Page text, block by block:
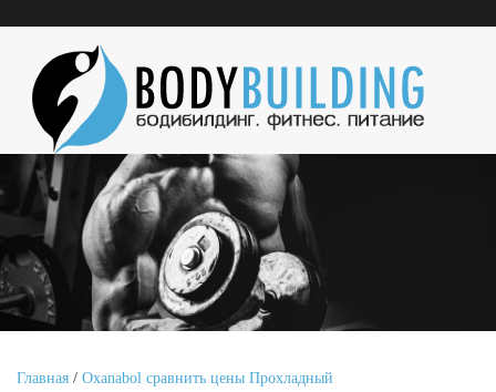
Главная / Oxanabol сравнить цены Прохладный